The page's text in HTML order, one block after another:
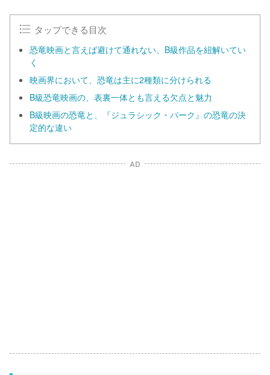
タップできる目次
恐竜映画と言えば避けて通れない、B級作品を紐解いてい
く
映画界において、恐竜は主に2種類に分けられる
B級恐竜映画の、表裏一体とも言える欠点と魅力
B級映画の恐竜と、『ジュラシック・パーク』の恐竜の決
定的な違い
AD